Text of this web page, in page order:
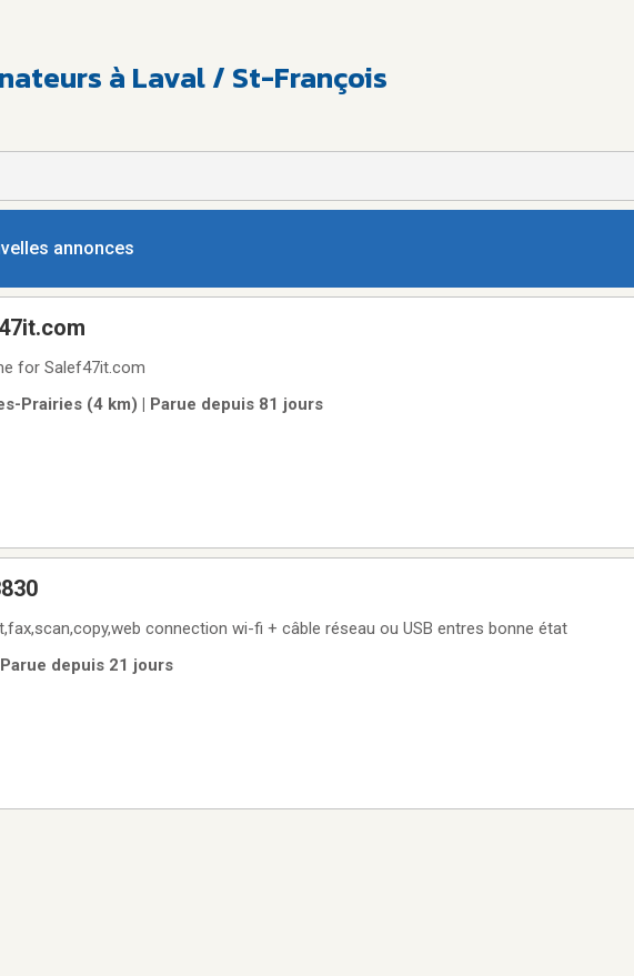
à Laval / St-François
annonces
for Salef47it.com
Prairies (4 km) | Parue depuis 81 jours
Hp office jet 3830 print,fax,scan,copy,web connection wi-fi + câble réseau ou USB entres bonne état
depuis 21 jours